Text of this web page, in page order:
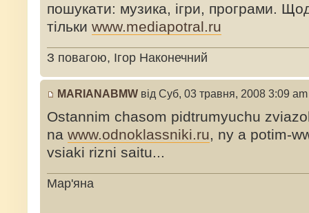
пошукати: музика, ігри, програми.
тільки www.mediapotral.ru
З повагою, Ігор Наконечний
MARIANABMW від Суб, 03 травня, 2008 3:09 am
Ostannim chasom pidtrumyuchu
na www.odnoklassniki.ru, ny a potim-
vsiaki rizni saitu...
Мар'яна